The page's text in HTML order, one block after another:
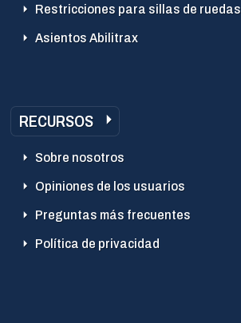
Restricciones para sillas de ruedas
Asientos Abilitrax
RECURSOS
Sobre nosotros
Opiniones de los usuarios
Preguntas más frecuentes
Política de privacidad